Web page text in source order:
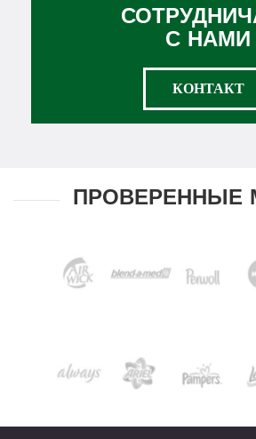
С НАМИ
КОНТАКТ
ПРОВЕРЕННЫЕ